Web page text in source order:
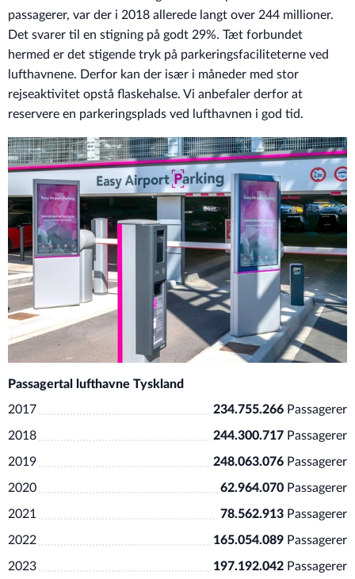
passagerer, var der i 2018 allerede langt over 244 millioner.
Det svarer til en stigning på godt 29%. Tæt forbundet
hermed er det stigende tryk på parkeringsfaciliteterne ved
lufthavnene. Derfor kan der især i måneder med stor
rejseaktivitet opstå flaskehalse. Vi anbefaler derfor at
reservere en parkeringsplads ved lufthavnen i god tid.
Passagertal lufthavne Tyskland
2017
234.755.266 Passagerer
2018 244.300.717 Passagerer
2019 248.063.076 Passagerer
2020 62.964.070 Passagerer
2021 78.562.913 Passagerer
2022 165.054.089 Passagerer
2023 197.192.042 Passagerer